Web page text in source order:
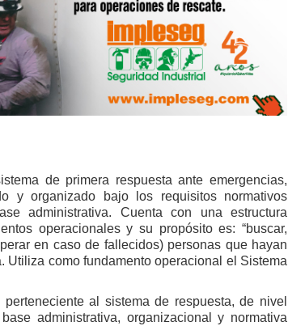
de primera respuesta ante emergencias,
y organizado bajo los requisitos normativos
administrativa. Cuenta con una estructura
operacionales y su propósito es: “buscar,
en caso de fallecidos) personas que hayan
como fundamento operacional el Sistema
al sistema de respuesta, de nivel
administrativa, organizacional y normativa